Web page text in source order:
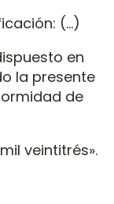
(…)
en
la presente
de
veintitrés».